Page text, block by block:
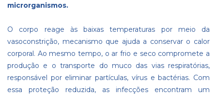
microrganismos.
O corpo reage às baixas temperaturas por meio da
vasoconstrição, mecanismo que ajuda a conservar o calor
corporal. Ao mesmo tempo, o ar frio e seco compromete a
produção e o transporte do muco das vias respiratórias,
responsável por eliminar partículas, vírus e bactérias. Com
essa proteção reduzida, as infecções encontram um